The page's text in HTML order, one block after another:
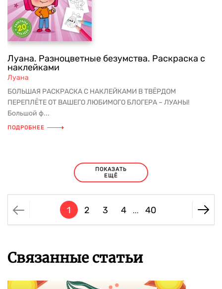
Луана. Разноцветные безумства. Раскраска с
наклейками
Луана
БОЛЬШАЯ РАСКРАСКА С НАКЛЕЙКАМИ В ТВЁРДОМ
ПЕРЕПЛЁТЕ ОТ ВАШЕГО ЛЮБИМОГО БЛОГЕРА – ЛУАНЫ!
Большой ф...
ПОДРОБНЕЕ
ПОКАЗАТЬ
ЕЩЁ
1 2 3 4 ... 40
Связанные статьи